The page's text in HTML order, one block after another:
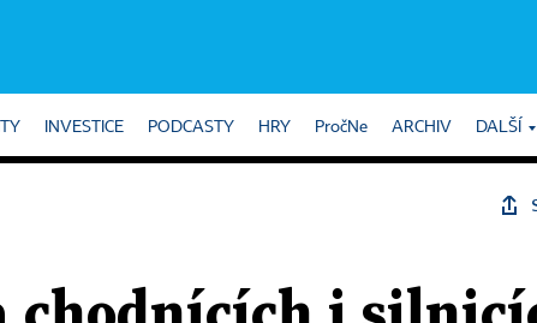
INVESTICE PODCASTY HRY PročNe ARCHIV DALŠÍ